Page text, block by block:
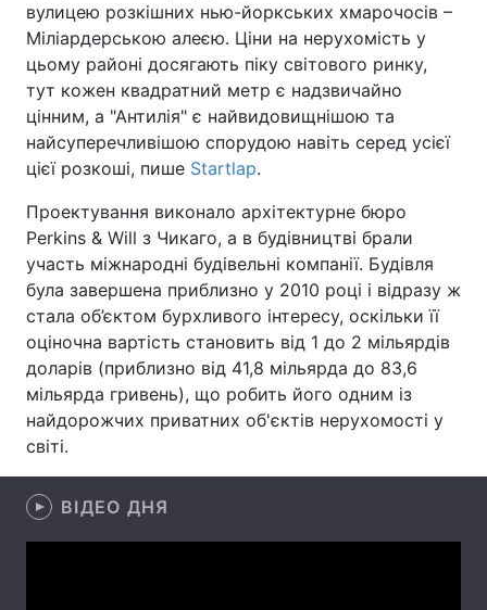
Здоров'я Туризм
Цікавинки Погода
Екологія Регіони
Лонгріди
Відео з Youtube
Інтерв'ю Думки
Архів Вакансії
Контакти
Послуги
вулицею розкішних нью-йоркських хмарочосів –
Міліардерською алеєю. Ціни на нерухомість у
цьому районі досягають піку світового ринку,
тут кожен квадратний метр є надзвичайно
цінним, а "Антилія" є найвидовищнішою та
найсуперечливішою спорудою навіть серед усієї
цієї розкоші, пише Startlap.
Проектування виконало архітектурне бюро
Perkins & Will з Чикаго, а в будівництві брали
участь міжнародні будівельні компанії. Будівля
була завершена приблизно у 2010 році і відразу ж
стала об’єктом бурхливого інтересу, оскільки її
оціночна вартість становить від 1 до 2 мільярдів
доларів (приблизно від 41,8 мільярда до 83,6
мільярда гривень), що робить його одним із
найдорожчих приватних об'єктів нерухомості у
світі.
ВІДЕО ДНЯ